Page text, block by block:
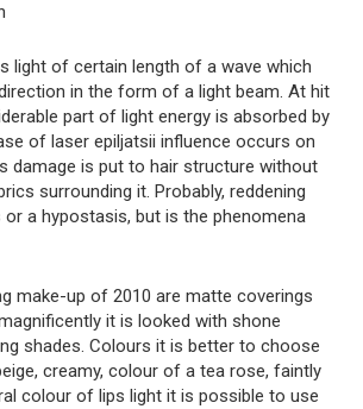
light of certain length of a wave which
in the form of a light beam. At hit
part of light energy is absorbed by
of laser epiljatsii influence occurs on
damage is put to hair structure without
surrounding it. Probably, reddening
or a hypostasis, but is the phenomena
make-up of 2010 are matte coverings
it is looked with shone
shades. Colours it is better to choose
creamy, colour of a tea rose, faintly
colour of lips light it is possible to use